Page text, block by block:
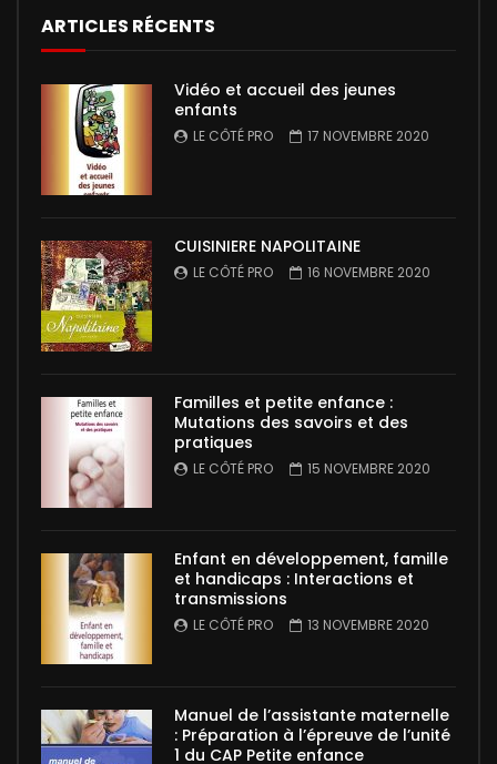
ARTICLES RÉCENTS
Vidéo et accueil des jeunes
enfants
LE CÔTÉ PRO 17 NOVEMBRE 2020
CUISINIERE NAPOLITAINE
LE CÔTÉ PRO 16 NOVEMBRE 2020
Familles et petite enfance :
Mutations des savoirs et des
pratiques
LE CÔTÉ PRO 15 NOVEMBRE 2020
Enfant en développement, famille
et handicaps : Interactions et
transmissions
LE CÔTÉ PRO 13 NOVEMBRE 2020
Manuel de l’assistante maternelle
: Préparation à l’épreuve de l’unité
1 du CAP Petite enfance